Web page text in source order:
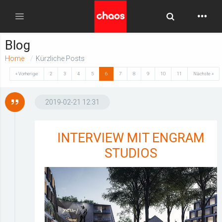
Toggle navigation Toggle
Blog
Home Kürzliche Posts
« Vorherige 2 3 4 5 6 7 8 9 10 11 Nächste »
2019-02-21 12:31
INTERVIEW MIT ENGRAM
STUDIOS